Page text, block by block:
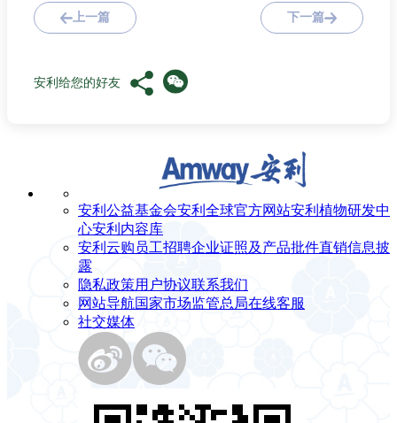
上一篇 下一篇
安利给您的好友
安利公益基金会安利全球官方网站安利植物研发中
心安利内容库
安利云购 员工招聘企业证照及产品批件直销信息披
露
隐私政策用户协议联系我们
网站导航国家市场监管总局在线客服
社交媒体